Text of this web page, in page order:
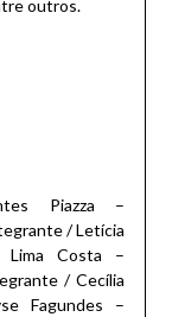
outros.
Piazza –
/ Letícia
Costa –
/ Cecília
Fagundes –